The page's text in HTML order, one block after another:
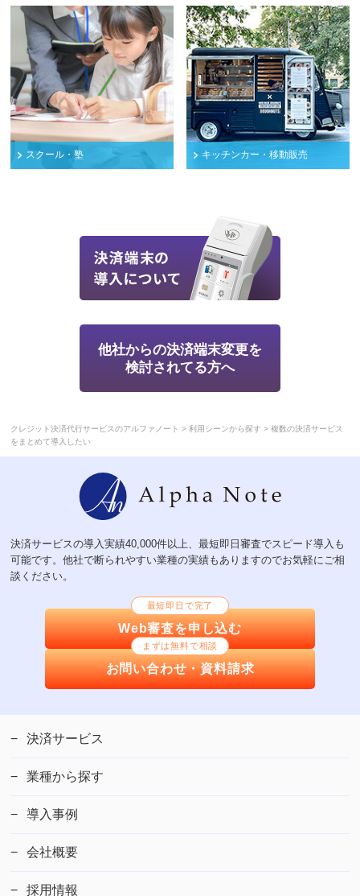
スクール・塾 キッチンカー・移動販売
他社からの決済端末変更を
検討されてる方へ
クレジット決済代行サービスのアルファノート >利用シーンから探す >複数の決済サービス
をまとめて導入したい
決済サービスの導入実績40,000件以上、最短即日審査でスピード導入も
可能です。他社で断られやすい業種の実績もありますのでお気軽にご相
談ください。
最短即日で完了
Web審査を申し込む
まずは無料で相談
お問い合わせ・資料請求
決済サービス
業種から探す
導入事例
会社概要
採用情報